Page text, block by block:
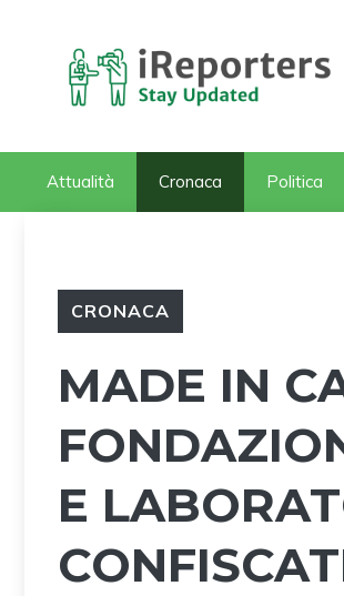
contenuto
Attualità Cronaca Politica
CRONACA
MADE IN
E